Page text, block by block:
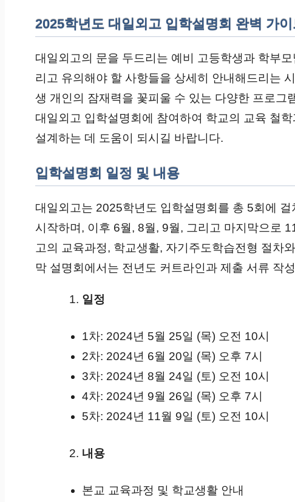
2025학년도 대일외고 입학설명회 완벽 가
대일외고의 문을 두드리는 예비 고등학생과 학부
리고 유의해야 할 사항들을 상세히 안내해드리는
생 개인의 잠재력을 꽃피울 수 있는 다양한 프로그
대일외고 입학설명회에 참여하여 학교의 교육 철
설계하는 데 도움이 되시길 바랍니다.
입학설명회 일정 및 내용
대일외고는 2025학년도 입학설명회를 총 5회에
시작하며, 이후 6월, 8월, 9월, 그리고 마지막으로
고의 교육과정, 학교생활, 자기주도학습전형 절차
막 설명회에서는 전년도 커트라인과 제출 서류 작
일정
1차: 2024년 5월 25일 (목) 오전 10시
2차: 2024년 6월 20일 (목) 오후 7시
3차: 2024년 8월 24일 (토) 오전 10시
4차: 2024년 9월 26일 (목) 오후 7시
5차: 2024년 11월 9일 (토) 오전 10시
내용
본교 교육과정 및 학교생활 안내